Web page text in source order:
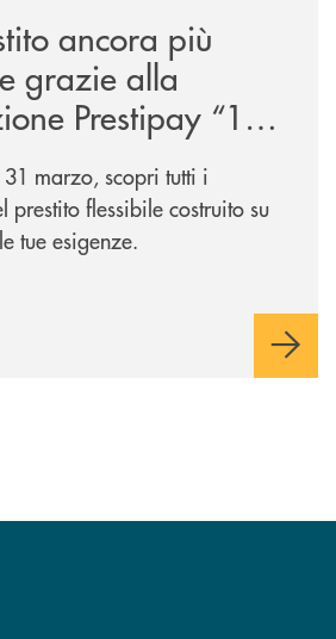
ancora più
grazie alla
Prestipay “110
Misura per Te!”
marzo, scopri tutti i
prestito flessibile costruito su
tue esigenze.